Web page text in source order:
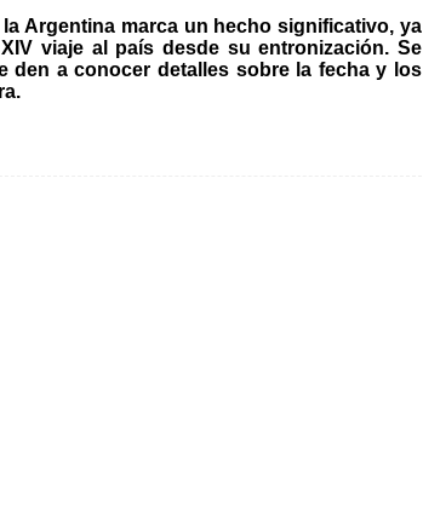
Argentina marca un hecho significativo, ya
viaje al país desde su entronización. Se
den a conocer detalles sobre la fecha y los